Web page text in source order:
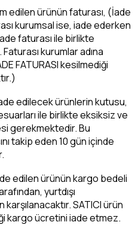
edilen ürünün faturası, (İade
kurumsal ise, iade ederken
faturası ile birlikte
kurumlar adına
FATURASI kesilmediği
edilecek ürünlerin kutusu,
ile birlikte eksiksiz ve
gerekmektedir. Bu
takip eden 10 gün içinde
edilen ürünün kargo bedeli
yurtdışı
SATICI ürün
kargo ücretini iade etmez.